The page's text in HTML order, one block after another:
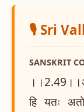
🎙️ Sri
SANSKRIT
हि यतः अतो